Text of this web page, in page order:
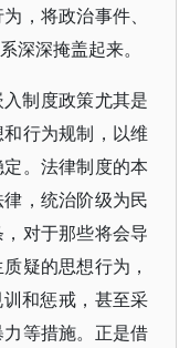
，将政治事件、
深深掩盖起来。
制度政策尤其是
行为规制，以维
。法律制度的本
，统治阶级为民
对于那些将会导
疑的思想行为，
和惩戒，甚至采
等措施。正是借